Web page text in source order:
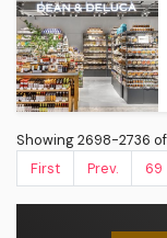
Showing 2698-2736
First
Prev. 69